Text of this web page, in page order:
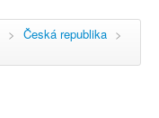
> Česká republika >